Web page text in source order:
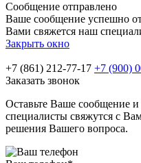
Сообщение отправлено
Ваше сообщение успешно
Вами свяжется наш
Закрыть окно
+7 (861) 212-77-17 +7 (900)
Заказать звонок
Оставьте Ваше сообщение
специалисты свяжутся с
решения Вашего вопроса.